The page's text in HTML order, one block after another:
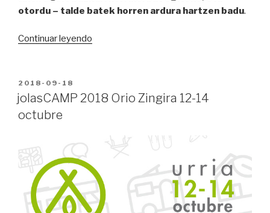
otordu – talde batek horren ardura hartzen badu.
Continuar leyendo
urria
PUBLICADO
EN
2018-09-18
jolasCAMP 2018 Orio Zingira 12-14
octubre